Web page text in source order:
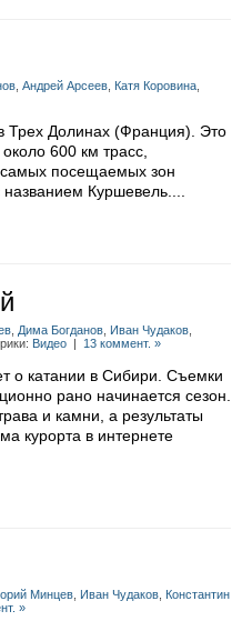
Андрей Арсеев Катя Коровина
Трех Долинах (Франция). Это
600 км трасс,
посещаемых зон
Куршевель....
Дима Богданов Иван Чудаков
Видео | 13 коммент. »
о катании в Сибири. Съемки
рано начинается сезон.
и камни, а результаты
курорта в интернете
Минцев Иван Чудаков Константин
»